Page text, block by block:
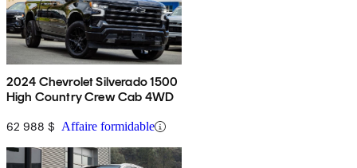
2024 Chevrolet Silverado 1500
High Country Crew Cab 4WD
62 988 $ Affaire formidable